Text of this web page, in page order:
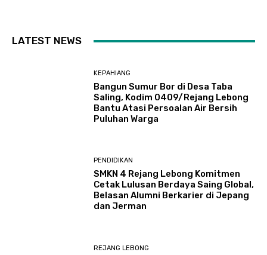
LATEST NEWS
KEPAHIANG
Bangun Sumur Bor di Desa Taba
Saling, Kodim 0409/Rejang Lebong
Bantu Atasi Persoalan Air Bersih
Puluhan Warga
PENDIDIKAN
SMKN 4 Rejang Lebong Komitmen
Cetak Lulusan Berdaya Saing Global,
Belasan Alumni Berkarier di Jepang
dan Jerman
REJANG LEBONG